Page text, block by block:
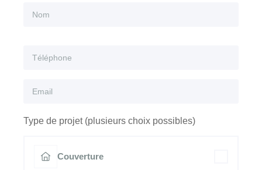
Type de projet (plusieurs choix possibles)
Couverture